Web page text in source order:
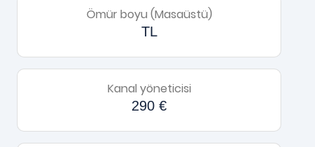
Ömür boyu (Masaüstü)
TL
Kanal yöneticisi
290 €